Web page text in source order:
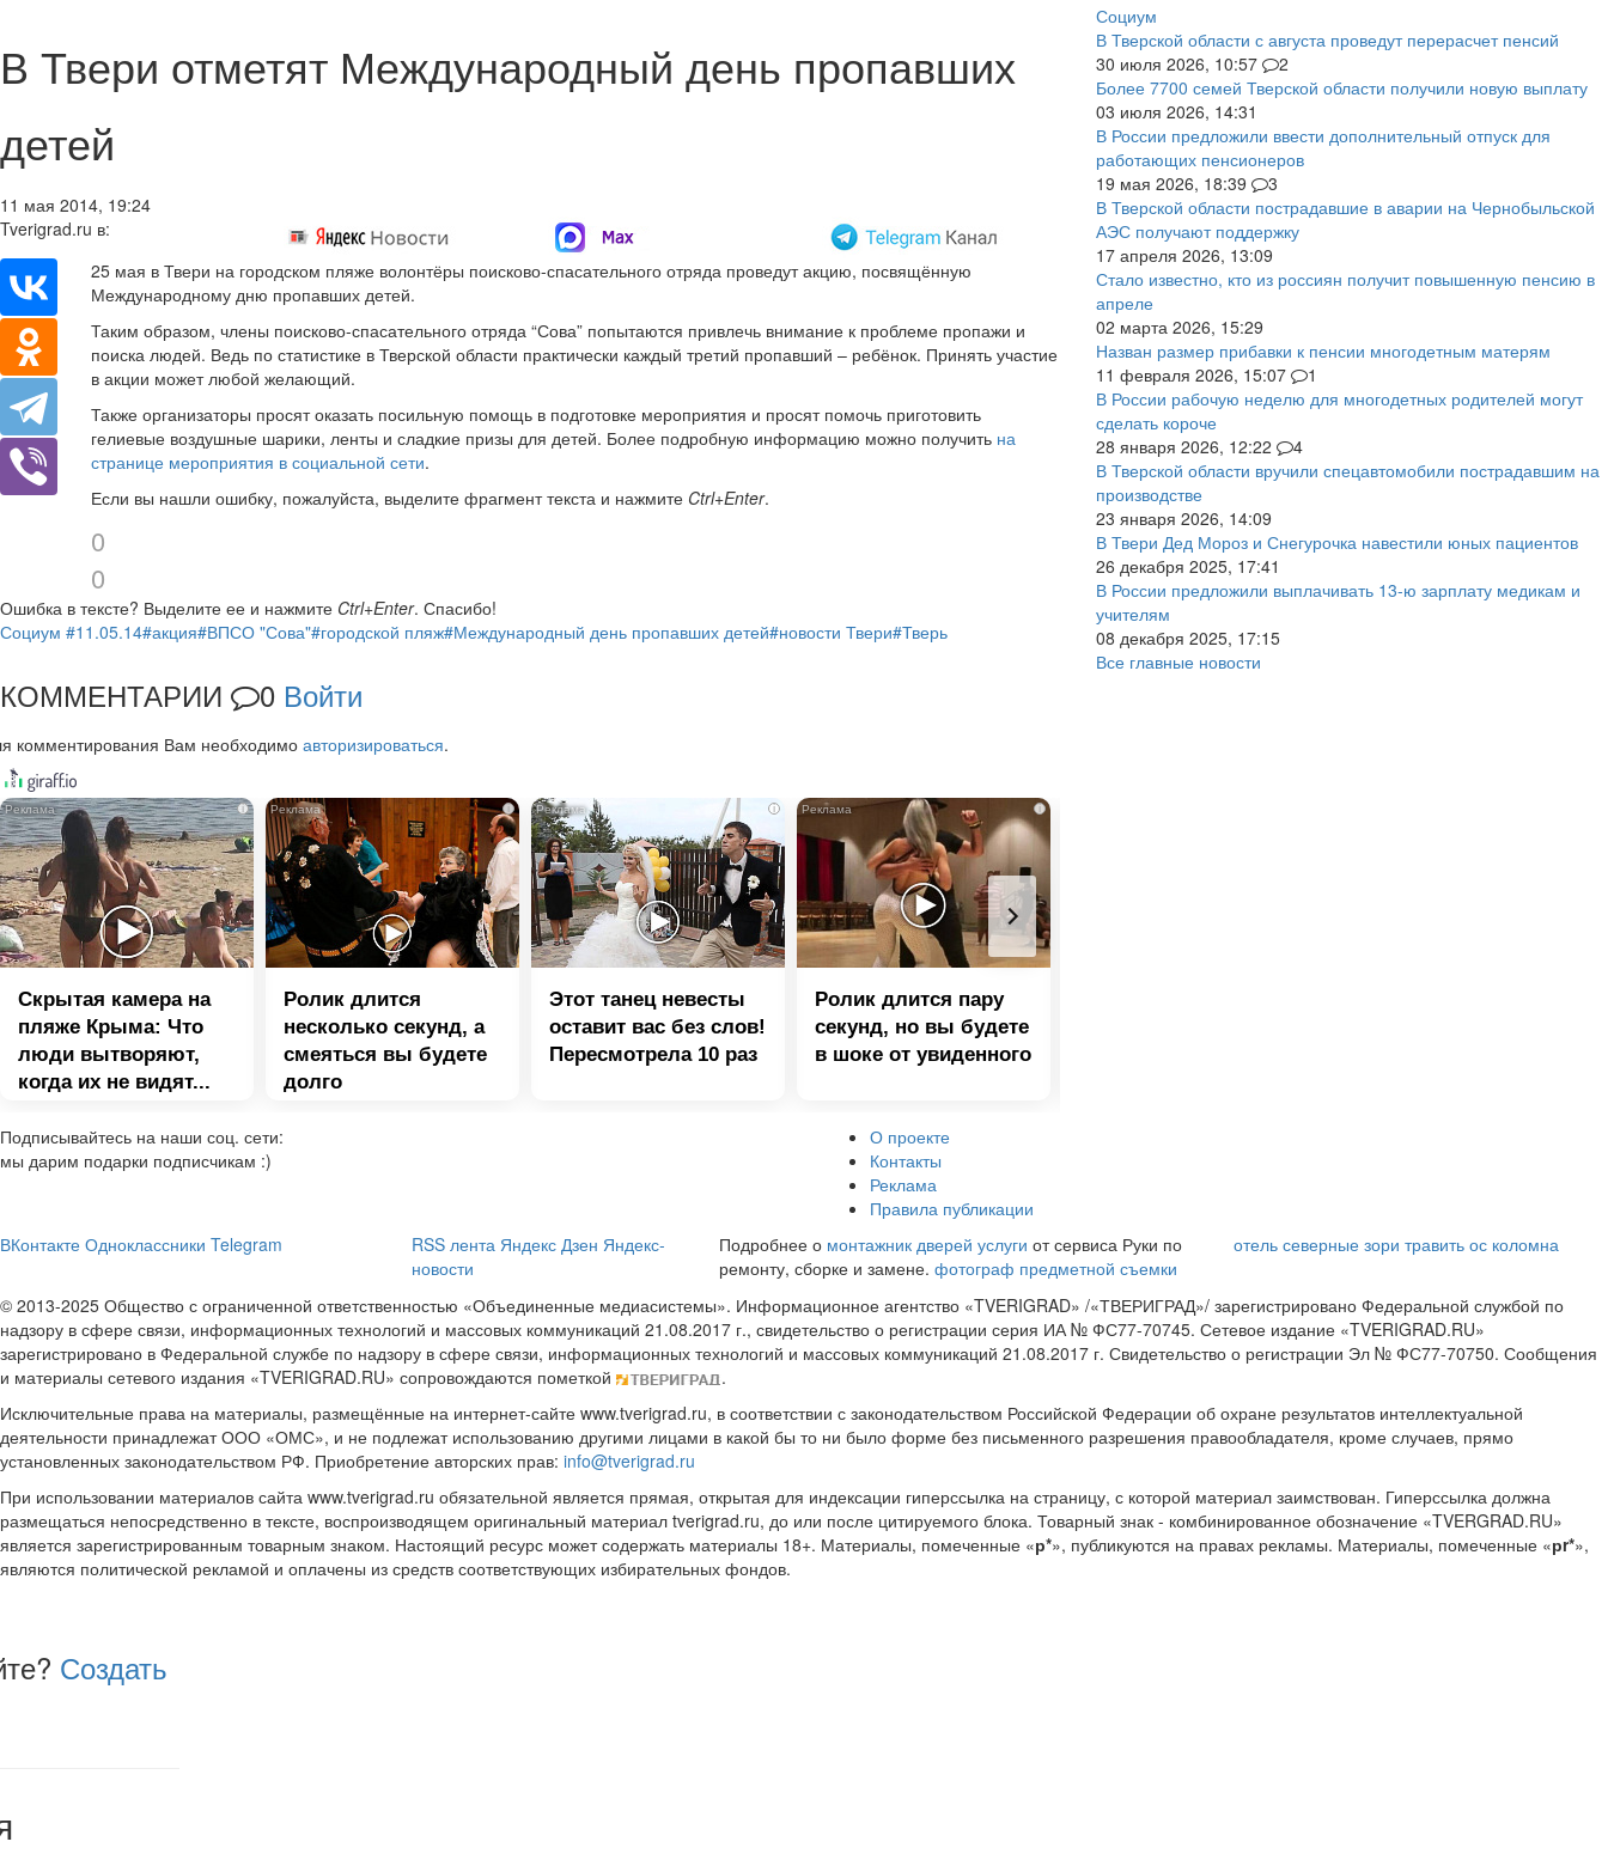
В Твери отметят Международный день пропавших
детей
11 мая 2014, 19:24
Tverigrad.ru в:
25 мая в Твери на городском пляже волонтёры поисково-спасательного отряда проведут акцию, посвящённую
Международному дню пропавших детей.
Таким образом, члены поисково-спасательного отряда “Сова” попытаются привлечь внимание к проблеме пропажи и
поиска людей. Ведь по статистике в Тверской области практически каждый третий пропавший – ребёнок. Принять участие
в акции может любой желающий.
Также организаторы просят оказать посильную помощь в подготовке мероприятия и просят помочь приготовить
гелиевые воздушные шарики, ленты и сладкие призы для детей. Более подробную информацию можно получить на
странице мероприятия в социальной сети.
Если вы нашли ошибку, пожалуйста, выделите фрагмент текста и нажмите Ctrl+Enter.
0
0
Ошибка в тексте? Выделите ее и нажмите Ctrl+Enter. Спасибо!
Социум #11.05.14#акция#ВПСО "Сова"#городской пляж#Международный день пропавших детей#новости Твери#Тверь
КОММЕНТАРИИ 0 Войти
комментирования Вам необходимо авторизироваться.
i
Скрытая камера на
пляже Крыма: Что
люди вытворяют,
когда их не видят...
i
Ролик длится
несколько секунд, а
смеяться вы будете
долго
i
Этот танец невесты
оставит вас без слов!
Пересмотрела 10 раз
i
Ролик длится пару
секунд, но вы будете
в шоке от увиденного
Социум
В Тверской области с августа проведут перерасчет пенсий
30 июля 2026, 10:57
2
Более 7700 семей Тверской области получили новую выплату
03 июля 2026, 14:31
В России предложили ввести дополнительный отпуск для
работающих пенсионеров
19 мая 2026, 18:39
3
В Тверской области пострадавшие в аварии на Чернобыльской
АЭС получают поддержку
17 апреля 2026, 13:09
Стало известно, кто из россиян получит повышенную пенсию в
апреле
02 марта 2026, 15:29
Назван размер прибавки к пенсии многодетным матерям
11 февраля 2026, 15:07
1
В России рабочую неделю для многодетных родителей могут
сделать короче
28 января 2026, 12:22
4
В Тверской области вручили спецавтомобили пострадавшим на
производстве
23 января 2026, 14:09
В Твери Дед Мороз и Снегурочка навестили юных пациентов
26 декабря 2025, 17:41
В России предложили выплачивать 13-ю зарплату медикам и
учителям
08 декабря 2025, 17:15
Все главные новости
О проекте
Контакты
Реклама
Правила публикации
Подписывайтесь на наши соц. сети:
мы дарим подарки подписчикам :)
ВКонтакте Одноклассники Telegram RSS лента Яндекс Дзен Яндекс-
новости
Подробнее о монтажник дверей услуги от сервиса Руки по
ремонту, сборке и замене.фотограф предметной съемки
отель северные зори травить ос коломна
© 2013-2025 Общество с ограниченной ответственностью «Объединенные медиасистемы». Информационное агентство «TVERIGRAD» /«ТВЕРИГРАД»/ зарегистрировано Федеральной службой по
надзору в сфере связи, информационных технологий и массовых коммуникаций 21.08.2017 г., свидетельство о регистрации серия ИА № ФС77-70745. Сетевое издание «TVERIGRAD.RU»
зарегистрировано в Федеральной службе по надзору в сфере связи, информационных технологий и массовых коммуникаций 21.08.2017 г. Свидетельство о регистрации Эл № ФС77-70750. Сообщения
и материалы сетевого издания «TVERIGRAD.RU» сопровождаются пометкой
.
Исключительные права на материалы, размещённые на интернет-сайте www.tverigrad.ru, в соответствии с законодательством Российской Федерации об охране результатов интеллектуальной
деятельности принадлежат ООО «ОМС», и не подлежат использованию другими лицами в какой бы то ни было форме без письменного разрешения правообладателя, кроме случаев, прямо
установленных законодательством РФ. Приобретение авторских прав: info@tverigrad.ru
При использовании материалов сайта www.tverigrad.ru обязательной является прямая, открытая для индексации гиперссылка на страницу, с которой материал заимствован. Гиперссылка должна
размещаться непосредственно в тексте, воспроизводящем оригинальный материал tverigrad.ru, до или после цитируемого блока. Товарный знак - комбинированное обозначение «TVERGRAD.RU»
является зарегистрированным товарным знаком. Настоящий ресурс может содержать материалы 18+. Материалы, помеченные «р*», публикуются на правах рекламы. Материалы, помеченные «рr*»,
являются политической рекламой и оплачены из средств соответствующих избирательных фондов.
Создать